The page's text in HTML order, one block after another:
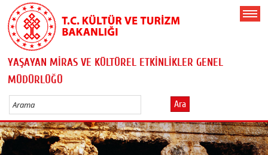
YAŞAYAN MİRAS VE KÜLTÜREL ETKİNLİKLER GENEL
MÜDÜRLÜĞÜ
Ara